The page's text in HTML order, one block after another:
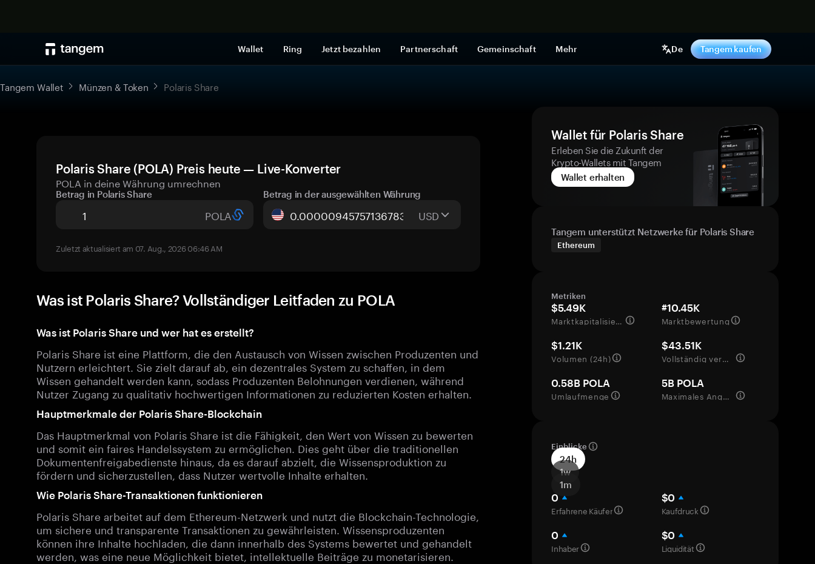
Wallet Ring Jetzt bezahlen Partnerschaft Gemeinschaft Mehr De Tangem kaufen
Tangem Wallet Münzen & Token Polaris Share
Polaris Share (POLA) Preis heute — Live-Konverter
POLA in deine Währung umrechnen
Betrag in Polaris Share
POLA
Betrag in der ausgewählten Währung
USD
Zuletzt aktualisiert am 07. Aug., 2026 06:46 AM
Was ist Polaris Share? Vollständiger Leitfaden zu POLA
Was ist Polaris Share und wer hat es erstellt?
Polaris Share ist eine Plattform, die den Austausch von Wissen zwischen Produzenten und
Nutzern erleichtert. Sie zielt darauf ab, ein dezentrales System zu schaffen, in dem
Wissen gehandelt werden kann, sodass Produzenten Belohnungen verdienen, während
Nutzer Zugang zu qualitativ hochwertigen Informationen zu reduzierten Kosten erhalten.
Hauptmerkmale der Polaris Share-Blockchain
Das Hauptmerkmal von Polaris Share ist die Fähigkeit, den Wert von Wissen zu bewerten
und somit ein faires Handelssystem zu ermöglichen. Dies geht über die traditionellen
Dokumentenfreigabedienste hinaus, da es darauf abzielt, die Wissensproduktion zu
fördern und sicherzustellen, dass Nutzer wertvolle Inhalte erhalten.
Wie Polaris Share-Transaktionen funktionieren
Polaris Share arbeitet auf dem Ethereum-Netzwerk und nutzt die Blockchain-Technologie,
um sichere und transparente Transaktionen zu gewährleisten. Wissensproduzenten
können ihre Inhalte hochladen, die dann innerhalb des Systems bewertet und gehandelt
werden, was eine neue Möglichkeit bietet, intellektuelle Beiträge zu monetarisieren.
Wallet für Polaris Share
Erleben Sie die Zukunft der
Krypto-Wallets mit Tangem
Wallet erhalten
Tangem unterstützt Netzwerke für Polaris Share
Ethereum
Metriken
$5.49K
Marktkapitalisierung
#10.45K
Marktbewertung
$1.21K
Volumen (24h)
$43.51K
Vollständig verwässerte Bewertung
0.58B POLA
Umlaufmenge
5B POLA
Maximales Angebot
Einblicke
24h
1w
1m
0
Erfahrene Käufer
$0
Kaufdruck
0
Inhaber
$0
Liquidität